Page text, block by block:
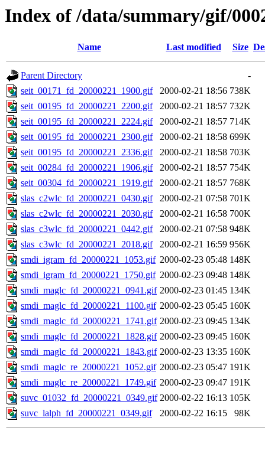
Index of /data/summary/gif/
Name Last modified Size
Parent Directory
-
seit_00171_fd_20000221_1900.gif
2000-02-21 18:56 738K
seit_00195_fd_20000221_2200.gif
2000-02-21 18:57 732K
seit_00195_fd_20000221_2224.gif
2000-02-21 18:57 714K
seit_00195_fd_20000221_2300.gif
2000-02-21 18:58 699K
seit_00195_fd_20000221_2336.gif
2000-02-21 18:58 703K
seit_00284_fd_20000221_1906.gif
2000-02-21 18:57 754K
seit_00304_fd_20000221_1919.gif
2000-02-21 18:57 768K
slas_c2wlc_fd_20000221_0430.gif
2000-02-21 07:58 701K
slas_c2wlc_fd_20000221_2030.gif
2000-02-21 16:58 700K
slas_c3wlc_fd_20000221_0442.gif
2000-02-21 07:58 948K
slas_c3wlc_fd_20000221_2018.gif
2000-02-21 16:59 956K
smdi_igram_fd_20000221_1053.gif 2000-02-23 05:48 148K
smdi_igram_fd_20000221_1750.gif 2000-02-23 09:48 148K
smdi_maglc_fd_20000221_0941.gif 2000-02-23 01:45 134K
smdi_maglc_fd_20000221_1100.gif 2000-02-23 05:45 160K
smdi_maglc_fd_20000221_1741.gif 2000-02-23 09:45 134K
smdi_maglc_fd_20000221_1828.gif 2000-02-23 09:45 160K
smdi_maglc_fd_20000221_1843.gif 2000-02-23 13:35 160K
smdi_maglc_re_20000221_1052.gif 2000-02-23 05:47 191K
smdi_maglc_re_20000221_1749.gif 2000-02-23 09:47 191K
suvc_01032_fd_20000221_0349.gif 2000-02-22 16:13 105K
suvc_lalph_fd_20000221_0349.gif
2000-02-22 16:15 98K